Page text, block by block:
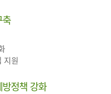
지원
정책 강화